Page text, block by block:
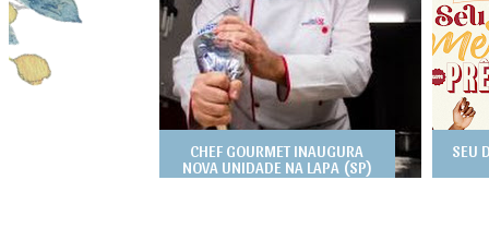
CHEF GOURMET INAUGURA
NOVA UNIDADE NA LAPA (SP)
SEU